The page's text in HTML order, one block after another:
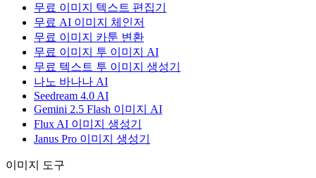
무료 이미지 텍스트 편집기
무료 AI 이미지 체인저
무료 이미지 카툰 변환
무료 이미지 투 이미지 AI
무료 텍스트 투 이미지 생성기
나노 바나나 AI
Seedream 4.0 AI
Gemini 2.5 Flash 이미지 AI
Flux AI 이미지 생성기
Janus Pro 이미지 생성기
이미지 도구